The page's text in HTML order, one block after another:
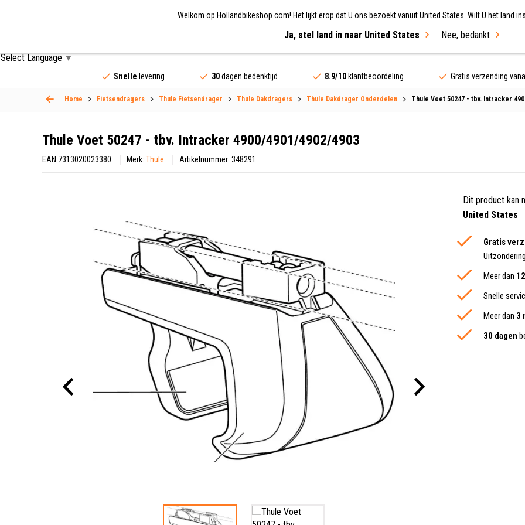
Fietsen Merken
Sale
Select Language▼
Welkom op Hollandbikeshop.com! Het lijkt erop dat U ons bezoekt vanuit United States. Wilt U het land
Ja, stel land in naar United States Nee, bedankt
Snelle levering 30dagen bedenktijd 8.9/10klantbeoordeling Gratis verzending
Home Fietsendragers Thule Fietsendrager Thule Dakdragers Thule Dakdrager Onderdelen Thule Voet 50247 - tbv. Intracker
Thule Voet 50247 - tbv. Intracker 4900/4901/4902/4903
EAN 7313020023380 Merk: Thule Artikelnummer: 348291
Dit product kan
United States
Gratis
Meer dan
Snelle
Meer dan 3
30 dagen